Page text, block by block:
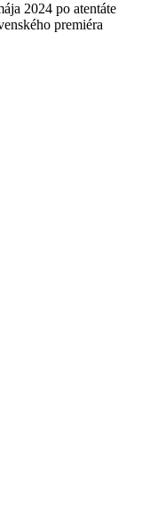
2024 po atentáte
premiéra